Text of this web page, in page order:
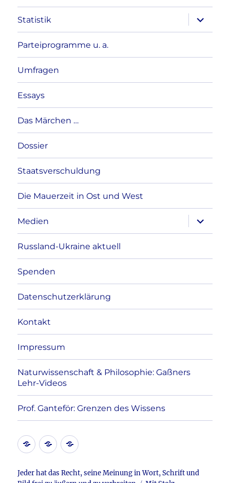
Statistik
anzeigen
Parteiprogramme u. a.
Umfragen
Essays
Das Märchen …
Dossier
Staatsverschuldung
Die Mauerzeit in Ost und West
Medien
anzeigen
Russland-Ukraine aktuell
Spenden
Datenschutzerklärung
Kontakt
Impressum
Naturwissenschaft & Philosophie: Gaßners
Lehr-Videos
Prof. Ganteför: Grenzen des Wissens
KontaktDatenschutzerklärung
Impressum
Jeder hat das Recht, seine Meinung in Wort, Schrift und